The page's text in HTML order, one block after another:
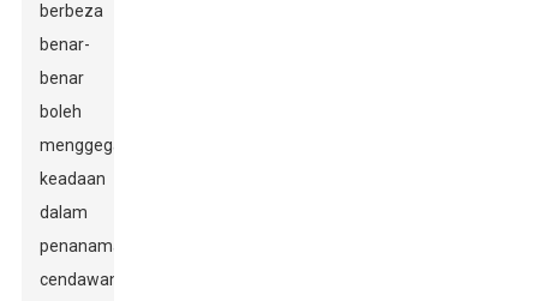
berbeza
benar-
benar
boleh
menggegarkan
keadaan
dalam
penanaman
cendawan.